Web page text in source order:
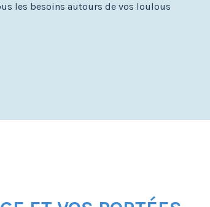
les besoins autours de vos loulous